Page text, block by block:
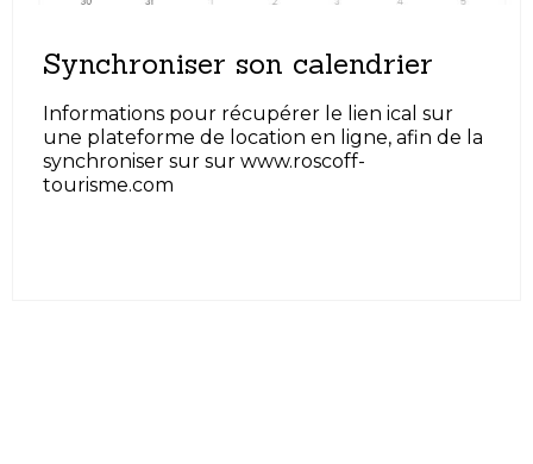
Synchroniser son calendrier
Informations pour récupérer le lien ical sur
une plateforme de location en ligne, afin de la
synchroniser sur sur www.roscoff-
tourisme.com